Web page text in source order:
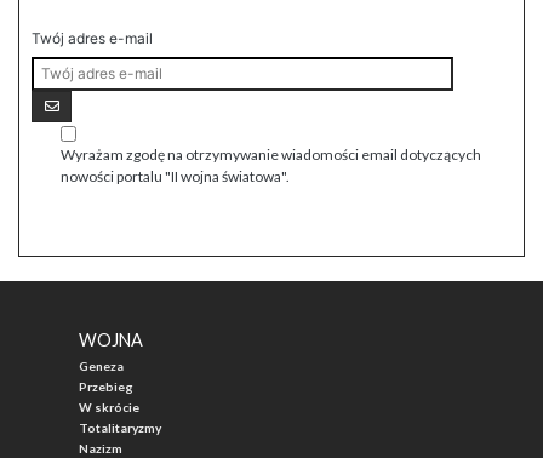
Twój adres e-mail
Wyrażam zgodę na otrzymywanie wiadomości email dotyczących
nowości portalu "II wojna światowa".
WOJNA
Geneza
Przebieg
W skrócie
Totalitaryzmy
Nazizm